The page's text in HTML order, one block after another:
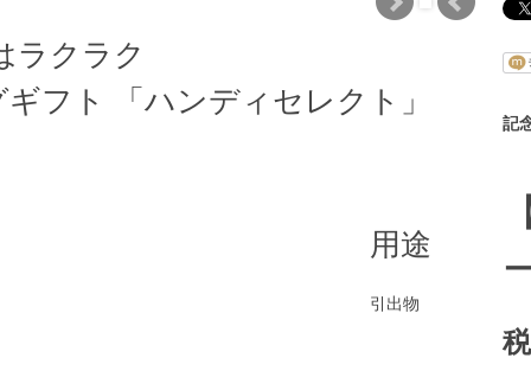
ラクラク
フト 「ハンディセレクト」
用途
引出物
記